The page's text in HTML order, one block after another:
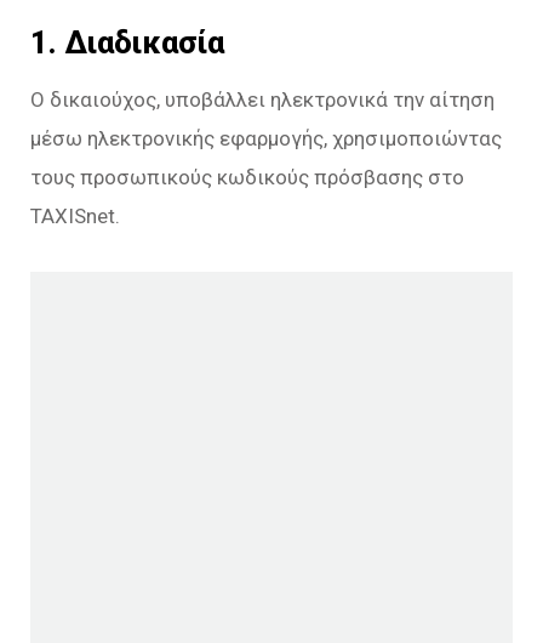
1. Διαδικασία
Ο δικαιούχος, υποβάλλει ηλεκτρονικά την αίτηση
μέσω ηλεκτρονικής εφαρμογής, χρησιμοποιώντας
τους προσωπικούς κωδικούς πρόσβασης στο
TAXISnet.